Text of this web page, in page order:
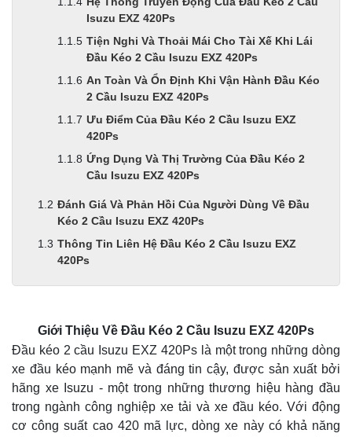
Isuzu EXZ 420Ps
Tiện Nghi Và Thoải Mái Cho Tài Xế Khi Lái
Đầu Kéo 2 Cầu Isuzu EXZ 420Ps
An Toàn Và Ổn Định Khi Vận Hành Đầu Kéo
2 Cầu Isuzu EXZ 420Ps
Ưu Điểm Của Đầu Kéo 2 Cầu Isuzu EXZ
420Ps
Ứng Dụng Và Thị Trường Của Đầu Kéo 2
Cầu Isuzu EXZ 420Ps
Đánh Giá Và Phản Hồi Của Người Dùng Về Đầu
Kéo 2 Cầu Isuzu EXZ 420Ps
Thông Tin Liên Hệ Đầu Kéo 2 Cầu Isuzu EXZ
420Ps
Giới Thiệu Về Đầu Kéo 2 Cầu Isuzu EXZ 420Ps
Đầu kéo 2 cầu Isuzu EXZ 420Ps là một trong những dòng
xe đầu kéo mạnh mẽ và đáng tin cậy, được sản xuất bởi
hãng xe Isuzu - một trong những thương hiệu hàng đầu
trong ngành công nghiệp xe tải và xe đầu kéo. Với động
cơ công suất cao 420 mã lực, dòng xe này có khả năng